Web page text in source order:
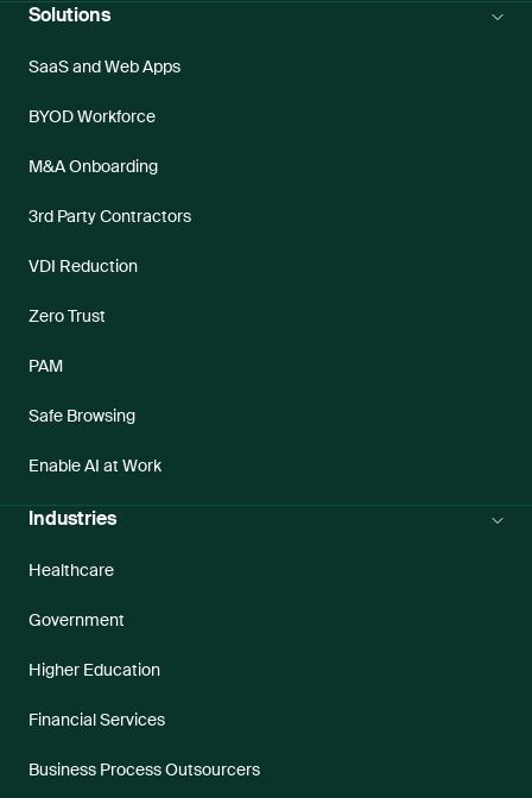
Solutions
SaaS and Web Apps
BYOD Workforce
M&A Onboarding
3rd Party Contractors
VDI Reduction
Zero Trust
PAM
Safe Browsing
Enable AI at Work
Industries
Healthcare
Government
Higher Education
Financial Services
Business Process Outsourcers